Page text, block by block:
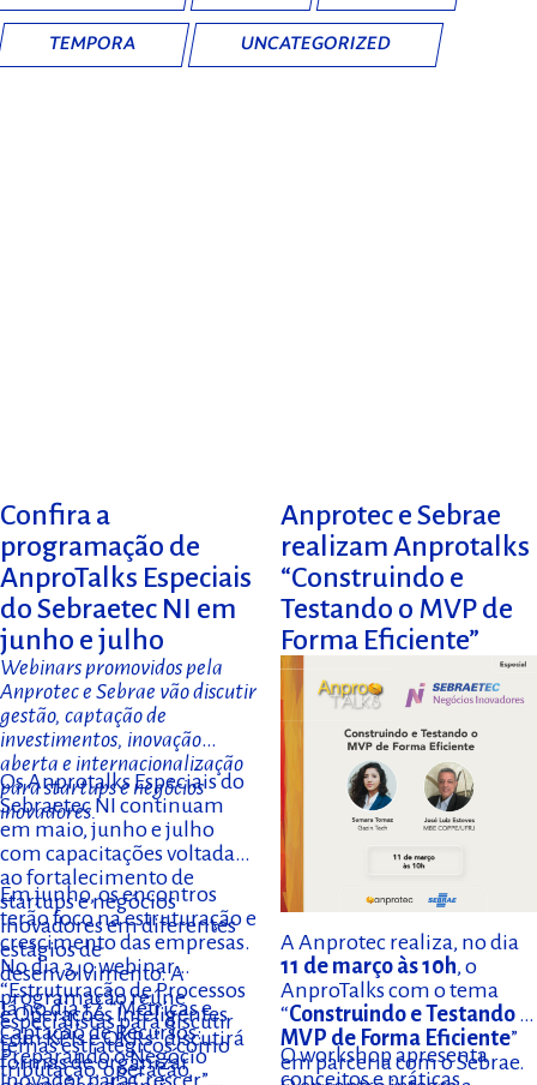
TEMPORA UNCATEGORIZED
Confira a
programação de
AnproTalks Especiais
do Sebraetec NI em
junho e julho
Webinars promovidos pela
Anprotec e Sebrae vão discutir
gestão, captação de
investimentos, inovação
aberta e internacionalização
para startups e negócios
inovadores.
Os Anprotalks Especiais do
Sebraetec NI continuam
em maio, junho e julho
com capacitações voltadas
ao fortalecimento de
startups e negócios
inovadores em diferentes
estágios de
desenvolvimento. A
programação reúne
especialistas para discutir
temas estratégicos como
tributação, operação,
Em junho, os encontros
terão foco na estruturação e
crescimento das empresas.
No dia 3, o webinar
“Estruturação de Processos
e Operações Inteligentes
com KPIs e OKRs” discutirá
formas de organizar
Já no dia 17, “Métricas e
Captação de Recursos:
Preparando o Negócio
Inovador para Crescer”
Anprotec e Sebrae
realizam Anprotalks
“Construindo e
Testando o MVP de
Forma Eficiente”
A Anprotec realiza, no dia
11 de março às 10h, o
AnproTalks com o tema
“Construindo e Testando o
MVP de Forma Eficiente”
em parceria com o Sebrae.
O workshop apresenta
conceitos e práticas